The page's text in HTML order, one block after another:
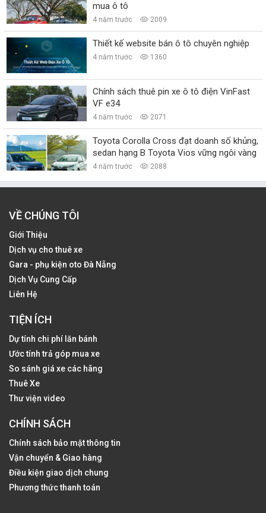
mua ô tô
4 năm trước 2009
Thiết kế website bán ô tô chuyên nghiệp
4 năm trước 1360
Chính sách thuê pin xe ô tô điện VinFast
VF e34
4 năm trước 2071
Toyota Corolla Cross đạt doanh số khủng,
sedan hạng B Toyota Vios vững ngôi vàng
4 năm trước 2088
VỀ CHÚNG TÔI
Giới Thiệu
Dịch vụ cho thuê xe
Gara - phụ kiện oto Đà Nẵng
Dịch Vụ Cung Cấp
Liên Hệ
TIỆN ÍCH
Dự tính chi phí lăn bánh
Ước tính trả góp mua xe
So sánh giá xe các hãng
Thuê Xe
Thư viện video
CHÍNH SÁCH
Chính sách bảo mật thông tin
Vận chuyển & Giao hàng
Điều kiện giao dịch chung
Phương thức thanh toán